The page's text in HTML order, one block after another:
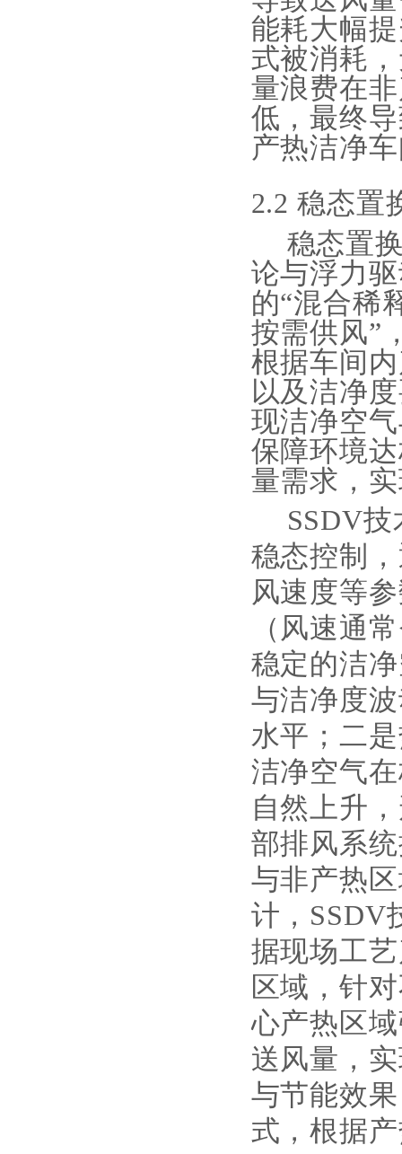
能耗大幅
式被消耗
量浪费在
低，最终
产热洁净
2.2 稳态置
稳态置
论与浮力
的“混合稀
按需供风”
根据车间
以及洁净
现洁净空
保障环境
量需求，
SSDV
稳态控制
风速度等
（风速通
稳定的洁
与洁净度
水平；二
洁净空气
自然上升
部排风系
与非产热
计，SSDV
据现场工
区域，针
心产热区
送风量，
与节能效
式，根据